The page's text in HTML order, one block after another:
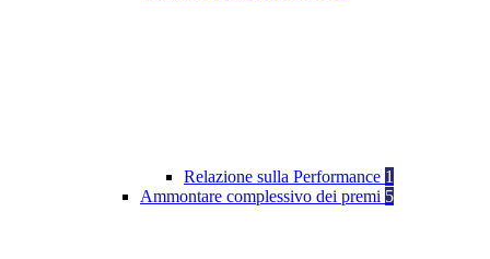
Relazione sulla Performance 1
Ammontare complessivo dei premi 5